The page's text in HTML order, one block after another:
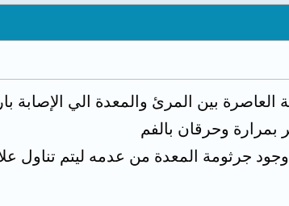
بين المرئ والمعدة الي الإصابة
وحرقان بالفم